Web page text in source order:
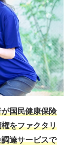
国民健康保険
をファクタリ
達サービスで